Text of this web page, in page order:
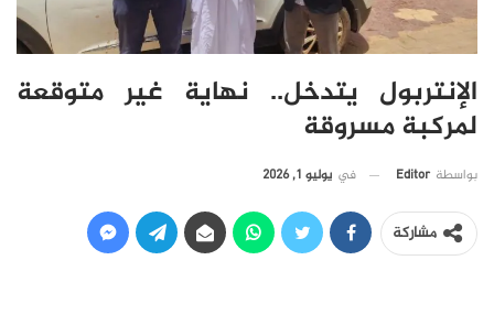
الإنتربول يتدخل.. نهاية غير متوقعة
لمركبة مسروقة
بواسطة Editor في يوليو 1, 2026
مشاركة